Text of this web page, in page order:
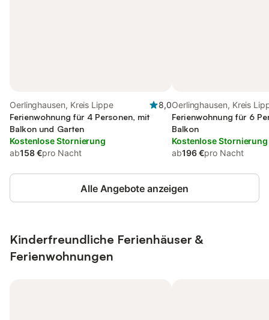
Oerlinghausen, Kreis Lippe
8,0
Ferienwohnung für 4 Personen, mit
Balkon und Garten
Kostenlose Stornierung
ab158 €pro Nacht
Oerlinghausen, Kreis
Ferienwohnung für 6
Balkon
Kostenlose Stornierung
ab196 €pro Nacht
Alle Angebote anzeigen
Kinderfreundliche Ferienhäuser &
Ferienwohnungen